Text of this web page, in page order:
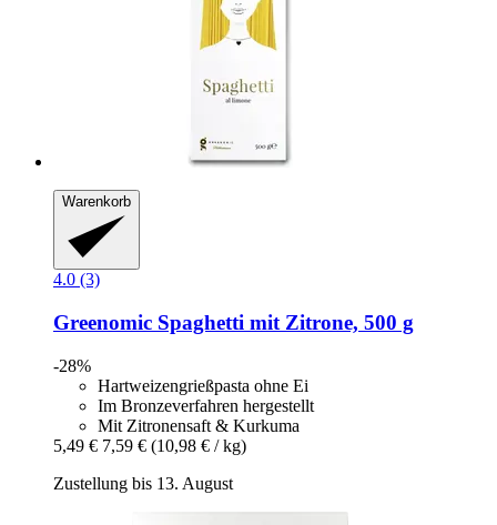
Warenkorb
4.0 (3)
Greenomic Spaghetti mit Zitrone, 500 g
-28%
Hartweizengrießpasta ohne Ei
Im Bronzeverfahren hergestellt
Mit Zitronensaft & Kurkuma
5,49 € 7,59 € (10,98 € / kg)
Zustellung bis 13. August